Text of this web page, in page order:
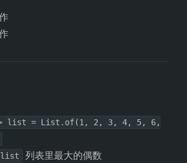
list = List.of(1, 2, 3, 4, 5, 6,
list
列表里最大的偶数